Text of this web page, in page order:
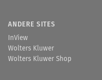
ANDERE SITES
InView
Wolters Kluwer
Wolters Kluwer Shop